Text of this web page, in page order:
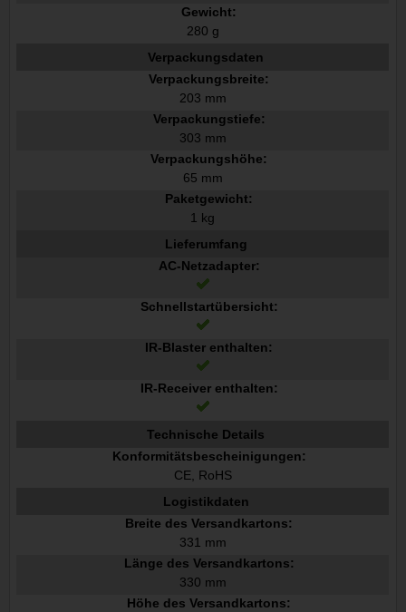
Gewicht:
280 g
Verpackungsdaten
Verpackungsbreite:
203 mm
Verpackungstiefe:
303 mm
Verpackungshöhe:
65 mm
Paketgewicht:
1 kg
Lieferumfang
AC-Netzadapter:
Schnellstartübersicht:
IR-Blaster enthalten:
IR-Receiver enthalten:
Technische Details
Konformitätsbescheinigungen:
CE, RoHS
Logistikdaten
Breite des Versandkartons:
331 mm
Länge des Versandkartons:
330 mm
Höhe des Versandkartons: